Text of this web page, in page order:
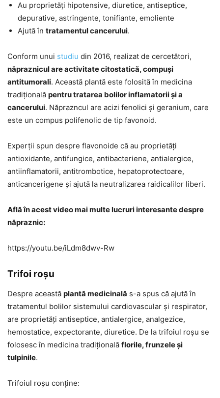
Au proprietăți hipotensive, diuretice, antiseptice,
depurative, astringente, tonifiante, emoliente
Ajută în tratamentul cancerului.
Conform unui studiu din 2016, realizat de cercetători,
năpraznicul are activitate citostatică, compuși
antitumorali. Această plantă este folosită în medicina
tradițională pentru tratarea bolilor inflamatorii și a
cancerului. Năprazncul are acizi fenolici și geranium, care
este un compus polifenolic de tip favonoid.
Experții spun despre flavonoide că au proprietăți
antioxidante, antifungice, antibacteriene, antialergice,
antiinflamatorii, antitrombotice, hepatoprotectoare,
anticancerigene și ajută la neutralizarea raidicalilor liberi.
Află în acest video mai multe lucruri interesante despre
năpraznic:
https://youtu.be/iLdm8dwv-Rw
Trifoi roșu
Despre această plantă medicinală s-a spus că ajută în
tratamentul bolilor sistemului cardiovascular și respirator,
are proprietăți antiseptice, antialergice, analgezice,
hemostatice, expectorante, diuretice. De la trifoiul roșu se
folosesc în medicina tradițională florile, frunzele și
tulpinile.
Trifoiul roșu conține: